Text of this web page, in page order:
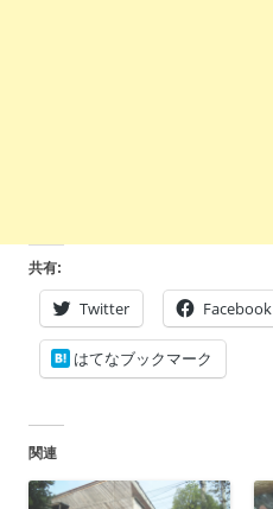
共有:
Twitter Facebook
はてなブックマーク
関連